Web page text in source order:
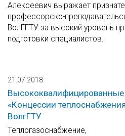
Алексеевич выражает
профессорско-
ВолГГТУ за высокий уровень
подготовки специалистов.
21.07.2018
«Концессии
ВолгГТУ
Теплогазоснабжение,